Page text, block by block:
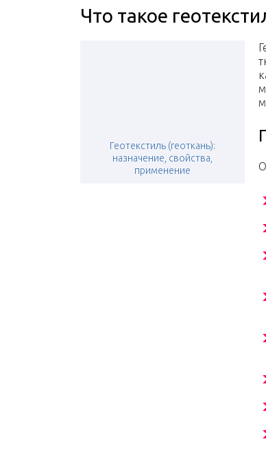
Что такое
Геотекстиль (геоткань):
назначение, свойства,
применение